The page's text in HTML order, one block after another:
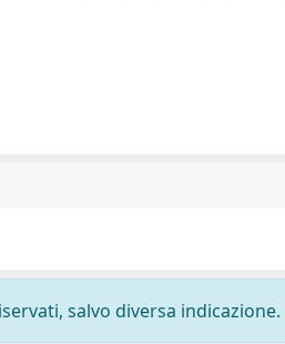
salvo diversa indicazione.